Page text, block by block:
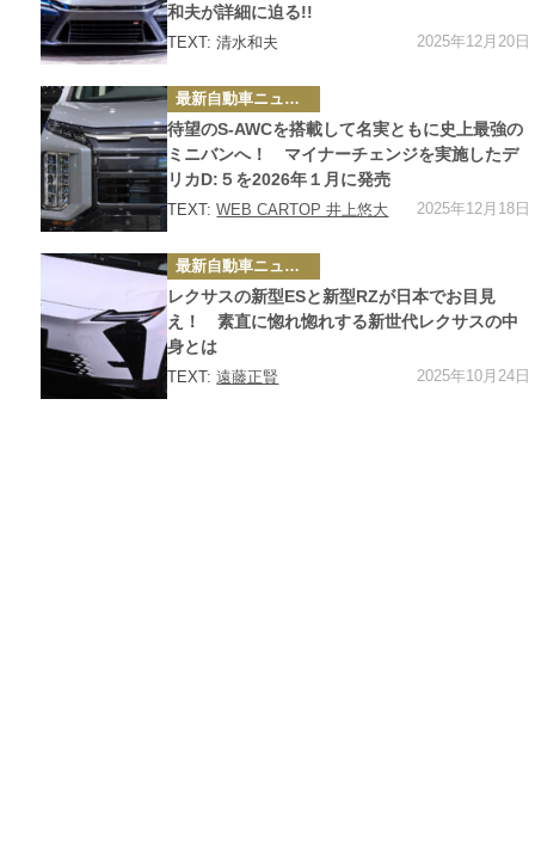
和夫が詳細に迫る!!
TEXT: 清水和夫 2025年12月20日
カ
テ
ゴ
リ
ー
最新自動車ニュース
待望のS-AWCを搭載して名実ともに史上最強の
ミニバンへ！ マイナーチェンジを実施したデ
リカD:５を2026年１月に発売
TEXT:WEB CARTOP 井上悠大 2025年12月18日
カ
テ
ゴ
リ
ー
最新自動車ニュース
レクサスの新型ESと新型RZが日本でお目見
え！ 素直に惚れ惚れする新世代レクサスの中
身とは
TEXT:遠藤正賢 2025年10月24日